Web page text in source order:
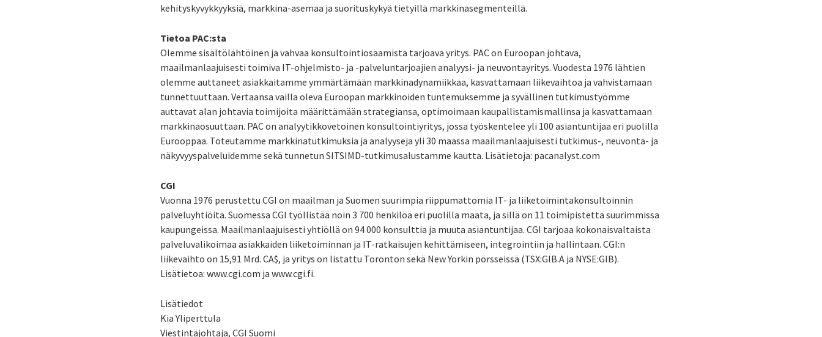
kehityskyvykkyyksiä, markkina-asemaa ja suorituskykyä tietyillä markkinasegmenteillä.
Tietoa PAC:sta
Olemme sisältölähtöinen ja vahvaa konsultointiosaamista tarjoava yritys. PAC on Euroopan johtava,
maailmanlaajuisesti toimiva IT-ohjelmisto- ja -palveluntarjoajien analyysi- ja neuvontayritys. Vuodesta 1976 lähtien
olemme auttaneet asiakkaitamme ymmärtämään markkinadynamiikkaa, kasvattamaan liikevaihtoa ja vahvistamaan
tunnettuuttaan. Vertaansa vailla oleva Euroopan markkinoiden tuntemuksemme ja syvällinen tutkimustyömme
auttavat alan johtavia toimijoita määrittämään strategiansa, optimoimaan kaupallistamismallinsa ja kasvattamaan
markkinaosuuttaan. PAC on analyytikkovetoinen konsultointiyritys, jossa työskentelee yli 100 asiantuntijaa eri puolilla
Eurooppaa. Toteutamme markkinatutkimuksia ja analyyseja yli 30 maassa maailmanlaajuisesti tutkimus-, neuvonta- ja
näkyvyyspalveluidemme sekä tunnetun SITSIMD-tutkimusalustamme kautta. Lisätietoja: pacanalyst.com
CGI
Vuonna 1976 perustettu CGI on maailman ja Suomen suurimpia riippumattomia IT- ja liiketoimintakonsultoinnin
palveluyhtiöitä. Suomessa CGI työllistää noin 3 700 henkilöä eri puolilla maata, ja sillä on 11 toimipistettä suurimmissa
kaupungeissa. Maailmanlaajuisesti yhtiöllä on 94 000 konsulttia ja muuta asiantuntijaa. CGI tarjoaa kokonaisvaltaista
palveluvalikoimaa asiakkaiden liiketoiminnan ja IT-ratkaisujen kehittämiseen, integrointiin ja hallintaan. CGI:n
liikevaihto on 15,91 Mrd. CA$, ja yritys on listattu Toronton sekä New Yorkin pörsseissä (TSX:GIB.A ja NYSE:GIB).
Lisätietoa: www.cgi.com ja www.cgi.fi.
Lisätiedot
Kia Yliperttula
Viestintäjohtaja, CGI Suomi